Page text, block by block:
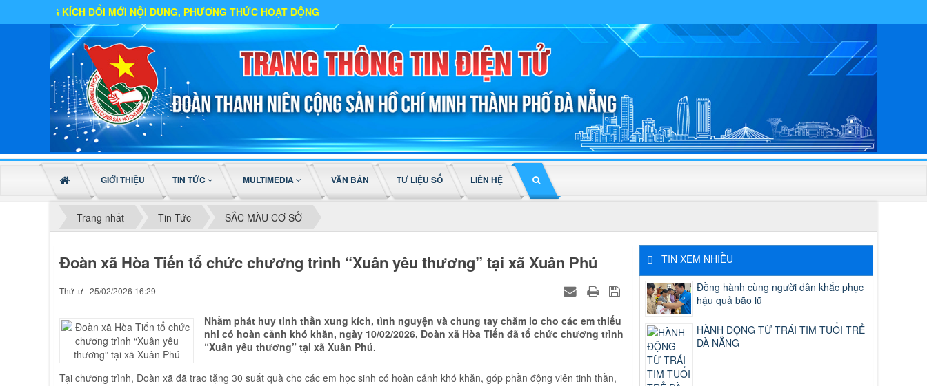
ĐỔI MỚI NỘI DUNG, PHƯƠNG THỨC HOẠT ĐỘNG
GIỚI THIỆU TIN TỨC MULTIMEDIA VĂN BẢN TƯ LIỆU SỐ LIÊN HỆ
Trang nhất Tin Tức SẮC MÀU CƠ SỞ
Đoàn xã Hòa Tiến tổ chức chương trình “Xuân yêu thương” tại xã Xuân Phú
Thứ tư - 25/02/2026 16:29
Nhằm phát huy tinh thần xung kích, tình nguyện và chung tay chăm lo cho các em thiếu
nhi có hoàn cảnh khó khăn, ngày 10/02/2026, Đoàn xã Hòa Tiến đã tổ chức chương trình
“Xuân yêu thương” tại xã Xuân Phú.
Tại chương trình, Đoàn xã đã trao tặng 30 suất quà cho các em học sinh có hoàn cảnh khó khăn, góp phần động viên tinh thần,
TIN XEM NHIỀU
Đồng hành cùng người dân khắc phục
hậu quả bão lũ
HÀNH ĐỘNG TỪ TRÁI TIM TUỔI TRẺ
ĐÀ NẴNG